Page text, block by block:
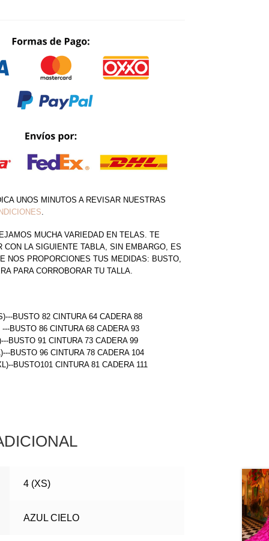
UNOS MINUTOS A REVISAR NUESTRAS
MUCHA VARIEDAD EN TELAS. TE
CON LA SIGUIENTE TABLA, SIN EMBARGO, ES
NOS PROPORCIONES TUS MEDIDAS: BUSTO,
PARA CORROBORAR TU TALLA.
BUSTO 82 CINTURA 64 CADERA 88
---BUSTO 86 CINTURA 68 CADERA 93
BUSTO 91 CINTURA 73 CADERA 99
BUSTO 96 CINTURA 78 CADERA 104
BUSTO101 CINTURA 81 CADERA 111
4 (XS)
AZUL CIELO